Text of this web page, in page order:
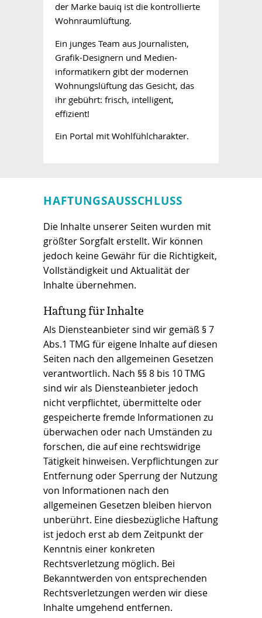
der Marke bauiq ist die kontrollierte
Wohnraumlüftung.
Ein junges Team aus Journalisten,
Grafik-Designern und Medien­
informatikern gibt der modernen
Wohnungslüftung das Gesicht, das
ihr gebührt: frisch, intelligent,
effizient!
Ein Portal mit Wohlfühlcharakter.
HAFTUNGSAUSSCHLUSS
Die Inhalte unserer Seiten wurden mit
größter Sorgfalt erstellt. Wir können
jedoch keine Gewähr für die Richtigkeit,
Vollständigkeit und Aktualität der
Inhalte übernehmen.
Haftung für Inhalte
Als Diensteanbieter sind wir gemäß § 7
Abs.1 TMG für eigene Inhalte auf diesen
Seiten nach den allgemeinen Gesetzen
verantwortlich. Nach §§ 8 bis 10 TMG
sind wir als Diensteanbieter jedoch
nicht verpflichtet, übermittelte oder
gespeicherte fremde Informationen zu
überwachen oder nach Umständen zu
forschen, die auf eine rechtswidrige
Tätigkeit hinweisen. Verpflichtungen zur
Entfernung oder Sperrung der Nutzung
von Informationen nach den
allgemeinen Gesetzen bleiben hiervon
unberührt. Eine diesbezügliche Haftung
ist jedoch erst ab dem Zeitpunkt der
Kenntnis einer konkreten
Rechtsverletzung möglich. Bei
Bekanntwerden von entsprechenden
Rechtsverletzungen werden wir diese
Inhalte umgehend entfernen.